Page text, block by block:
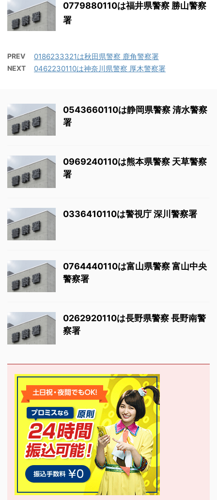
0779880110は福井県警察 勝山警察
署
PREV 0186233321は秋田県警察 鹿角警察署
NEXT 0462230110は神奈川県警察 厚木警察署
0543660110は静岡県警察 清水警察
署
0969240110は熊本県警察 天草警察
署
0336410110は警視庁 深川警察署
0764440110は富山県警察 富山中央
警察署
0262920110は長野県警察 長野南警
察署